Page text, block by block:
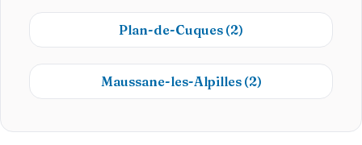
Plan-de-Cuques (2)
Maussane-les-Alpilles (2)